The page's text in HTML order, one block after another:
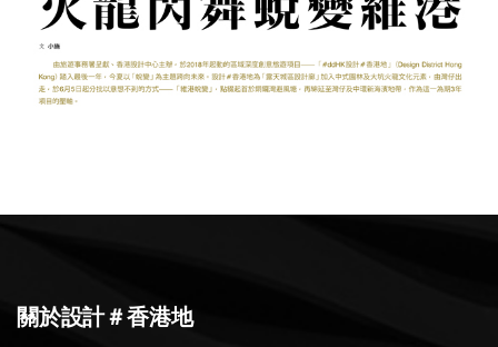
關於設計＃香港地